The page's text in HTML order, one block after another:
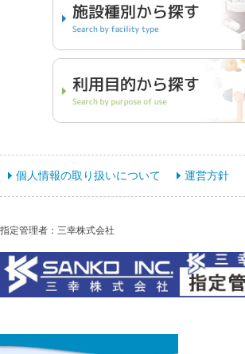
個人情報の取り扱いについて 運営方針
指定管理者：三幸株式会社